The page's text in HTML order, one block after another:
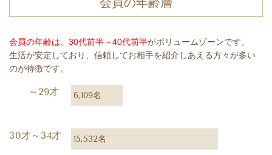
会員の年齢は、30代前半～40代前半がボリュームゾーンです。
生活が安定しており、信頼してお相手を紹介しあえる方々が多い
のが特徴です。
～29才 6,109名
30才～34才 15,532名